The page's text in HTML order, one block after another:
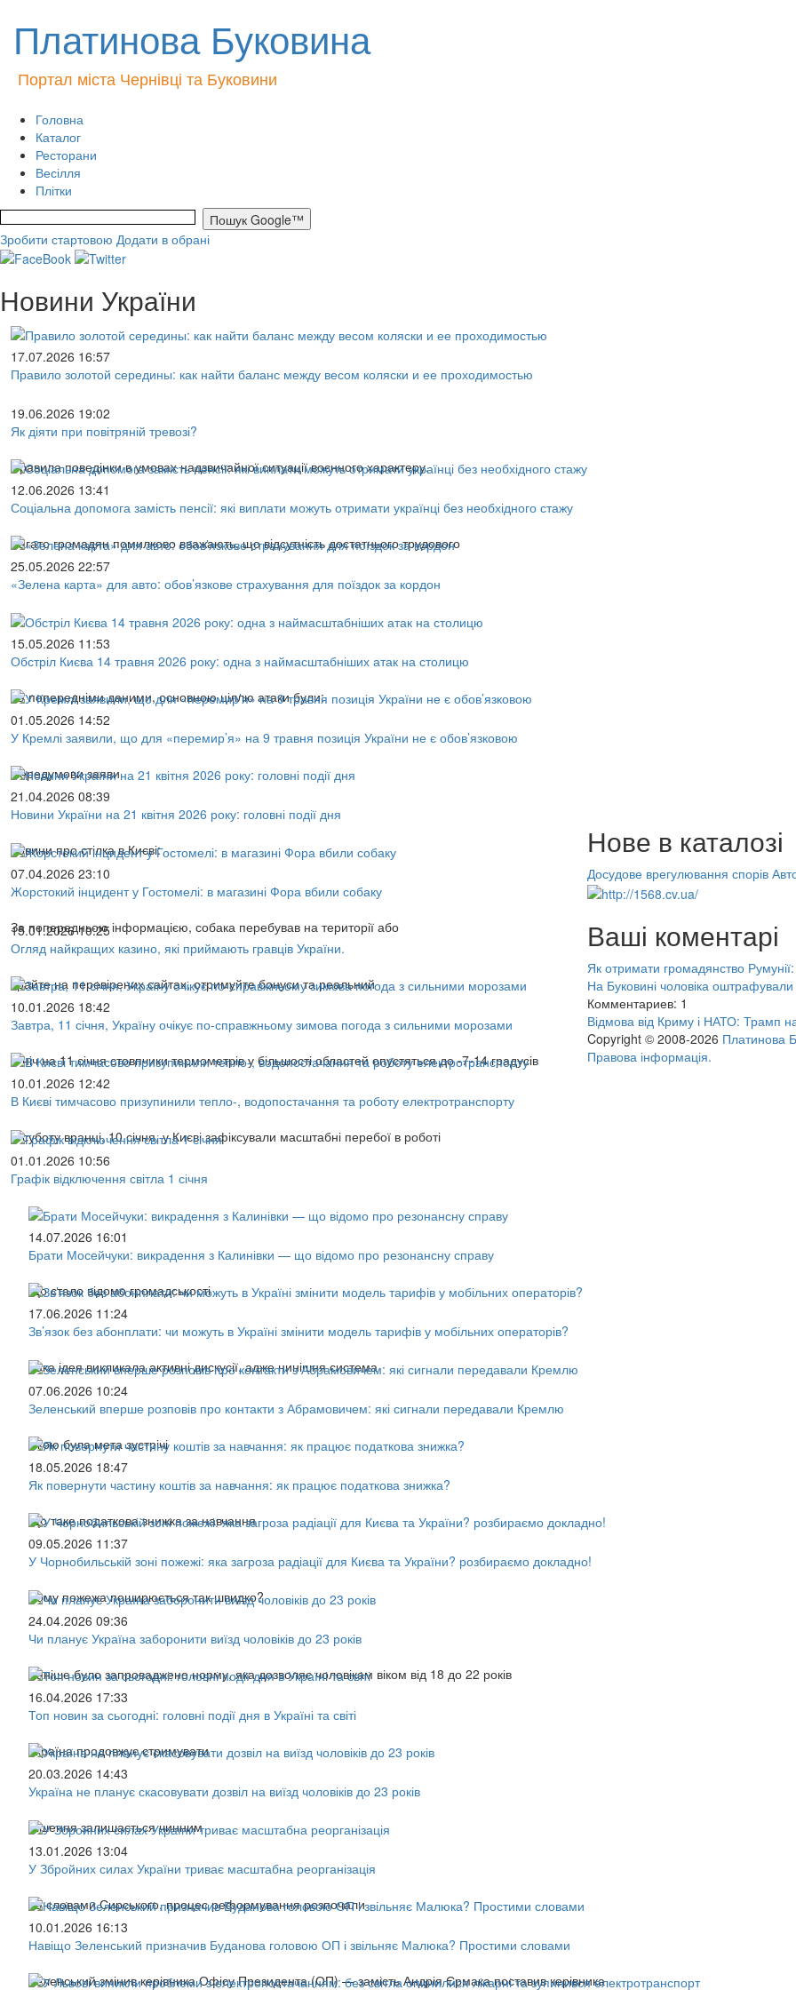
Платинова Буковина
Портал міста Чернівці та Буковини
Головна
Каталог
Ресторани
Весілля
Плітки
Зробити стартовою Додати в обрані
Новини України
17.07.2026 16:57
Правило золотой середины: как найти баланс между весом коляски и ее проходимостью
19.06.2026 19:02
Як діяти при повітряній тревозі?
Правила поведінки в умовах надзвичайної ситуації воєнного характеру.
12.06.2026 13:41
Соціальна допомога замість пенсії: які виплати можуть отримати українці без необхідного стажу
Багато громадян помилково вважають, що відсутність достатнього трудового
25.05.2026 22:57
«Зелена карта» для авто: обов’язкове страхування для поїздок за кордон
15.05.2026 11:53
Обстріл Києва 14 травня 2026 року: одна з наймасштабніших атак на столицю
За попередніми даними, основною ціллю атаки були:
01.05.2026 14:52
У Кремлі заявили, що для «перемир’я» на 9 травня позиція України не є обов’язковою
Передумови заяви
21.04.2026 08:39
Новини України на 21 квітня 2026 року: головні події дня
новини про стілка в Києві:
07.04.2026 23:10
Жорстокий інцидент у Гостомелі: в магазині Фора вбили собаку
За попередньою інформацією, собака перебував на території або
15.01.2026 10:25
Огляд найкращих казино, які приймають гравців України.
Грайте на перевірених сайтах, отримуйте бонуси та реальний
10.01.2026 18:42
Завтра, 11 січня, Україну очікує по-справжньому зимова погода з сильними морозами
У ніч на 11 січня стовпчики термометрів у більшості областей опустяться до -7-14 градусів
10.01.2026 12:42
В Києві тимчасово призупинили тепло-, водопостачання та роботу електротранспорту
У суботу вранці, 10 січня, у Києві зафіксували масштабні перебої в роботі
01.01.2026 10:56
Графік відключення світла 1 січня
14.07.2026 16:01
Брати Мосейчуки: викрадення з Калинівки — що відомо про резонансну справу
Що стало відомо громадськості
17.06.2026 11:24
Зв’язок без абонплати: чи можуть в Україні змінити модель тарифів у мобільних операторів?
Така ідея викликала активні дискусії, адже нинішня система
07.06.2026 10:24
Зеленський вперше розповів про контакти з Абрамовичем: які сигнали передавали Кремлю
Якою була мета зустрічі
18.05.2026 18:47
Як повернути частину коштів за навчання: як працює податкова знижка?
Що таке податкова знижка за навчання
09.05.2026 11:37
У Чорнобильській зоні пожежі: яка загроза радіації для Києва та України? розбираємо докладно!
Чому пожежа поширюється так швидко?
24.04.2026 09:36
Чи планує Україна заборонити виїзд чоловіків до 23 років
Раніше було запроваджено норму, яка дозволяє чоловікам віком від 18 до 22 років
16.04.2026 17:33
Топ новин за сьогодні: головні події дня в Україні та світі
Україна продовжує стримувати
20.03.2026 14:43
Україна не планує скасовувати дозвіл на виїзд чоловіків до 23 років
Рішення залишається чинним
13.01.2026 13:04
У Збройних силах України триває масштабна реорганізація
За словами Сирського, процес реформування розпочали
10.01.2026 16:13
Навіщо Зеленський призначив Буданова головою ОП і звільняє Малюка? Простими словами
Зеленський змінив керівника Офісу Президента (ОП) — замість Андрія Єрмака поставив керівника
Нове в каталозі
Досудове врегулювання спорів
Ваші коментарі
Як отримати громадянство
На Буковині чоловіка
Комментариев: 1
Відмова від Криму і НАТО: Трамп
Copyright © 2008-2026 Платинова
Правова інформація.